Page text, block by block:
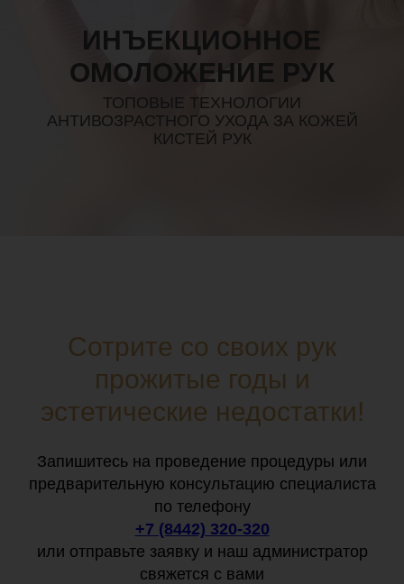
ИНЪЕКЦИОННОЕ
ОМОЛОЖЕНИЕ РУК
ТОПОВЫЕ ТЕХНОЛОГИИ
АНТИВОЗРАСТНОГО УХОДА ЗА КОЖЕЙ
КИСТЕЙ РУК
Сотрите со своих рук
прожитые годы и
эстетические недостатки!
Запишитесь на проведение процедуры или
предварительную консультацию специалиста
по телефону
+7 (8442) 320-320
или отправьте заявку и наш администратор
свяжется с вами